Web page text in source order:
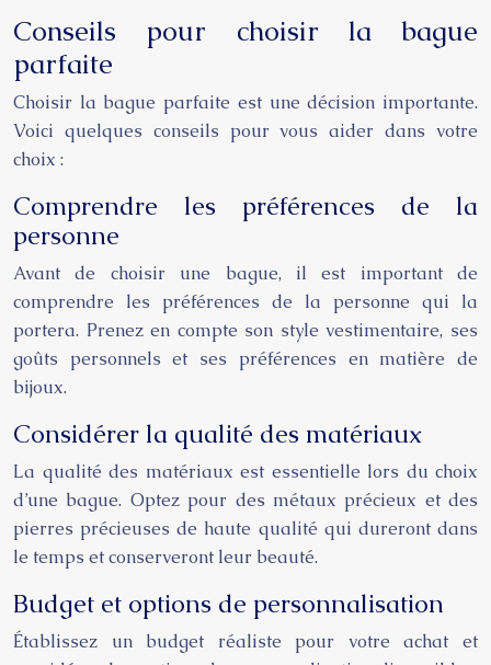
Conseils pour choisir la bague
parfaite
Choisir la bague parfaite est une décision importante.
Voici quelques conseils pour vous aider dans votre
choix :
Comprendre les préférences de la
personne
Avant de choisir une bague, il est important de
comprendre les préférences de la personne qui la
portera. Prenez en compte son style vestimentaire, ses
goûts personnels et ses préférences en matière de
bijoux.
Considérer la qualité des matériaux
La qualité des matériaux est essentielle lors du choix
d’une bague. Optez pour des métaux précieux et des
pierres précieuses de haute qualité qui dureront dans
le temps et conserveront leur beauté.
Budget et options de personnalisation
Établissez un budget réaliste pour votre achat et